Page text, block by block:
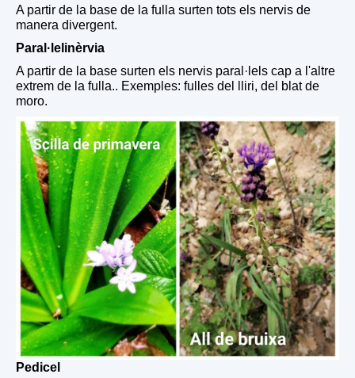
A partir de la base de la fulla surten tots els nervis de
manera divergent.
Paral·lelinèrvia
A partir de la base surten els nervis paral·lels cap a l'altre
extrem de la fulla.. Exemples: fulles del lliri, del blat de
moro.
Pedicel